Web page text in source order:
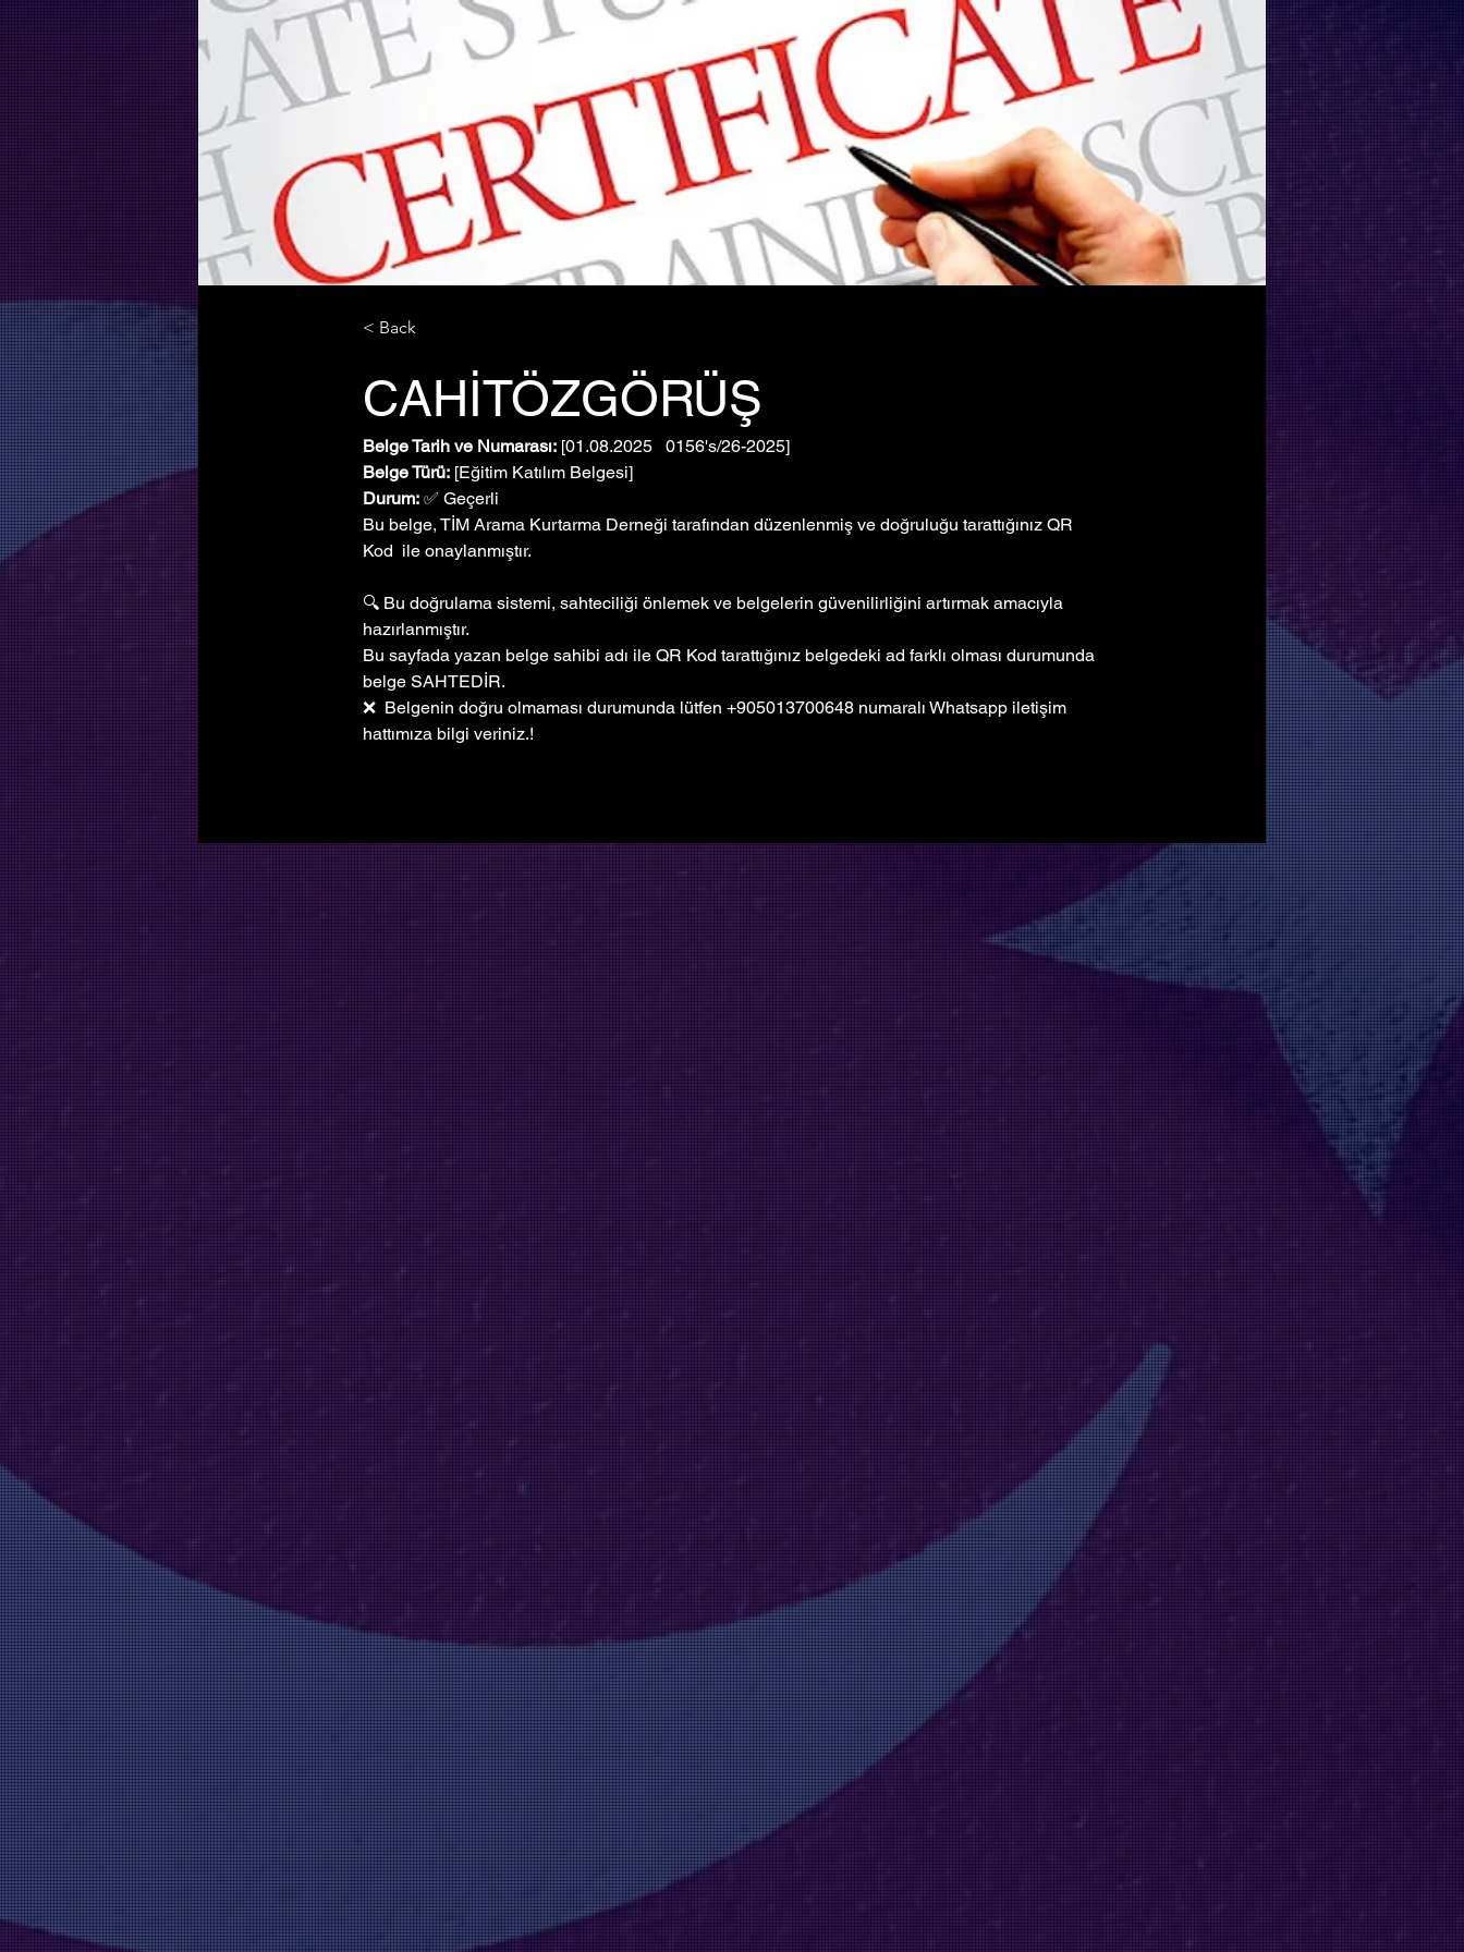
< Back
CAHİTÖZGÖRÜŞ
Belge Tarih ve Numarası: [01.08.2025   0156's/26-2025]
Belge Türü: [Eğitim Katılım Belgesi]
Durum: ✅ Geçerli
Bu belge, TİM Arama Kurtarma Derneği tarafından düzenlenmiş ve doğruluğu tarattığınız QR
Kod  ile onaylanmıştır.
🔍 Bu doğrulama sistemi, sahteciliği önlemek ve belgelerin güvenilirliğini artırmak amacıyla
hazırlanmıştır.
Bu sayfada yazan belge sahibi adı ile QR Kod tarattığınız belgedeki ad farklı olması durumunda
belge SAHTEDİR.
❌  Belgenin doğru olmaması durumunda lütfen +905013700648 numaralı Whatsapp iletişim
hattımıza bilgi veriniz.!